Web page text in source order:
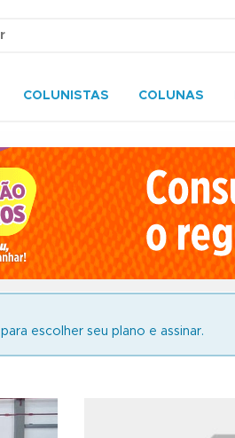
COLUNISTAS COLUNAS
para escolher seu plano e assinar.